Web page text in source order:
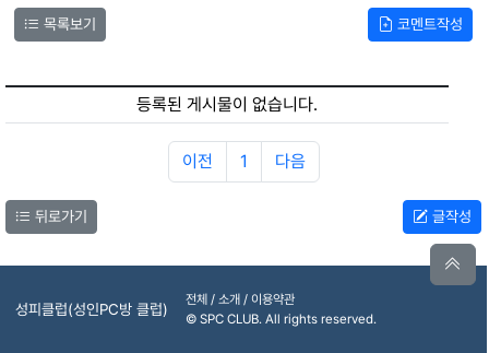
목록보기 코멘트작성
등록된 게시물이 없습니다.
이전 1 다음
뒤로가기 글작성
성피클럽(성인PC방 클럽)
전체 / 소개 / 이용약관
© SPC CLUB. All rights reserved.